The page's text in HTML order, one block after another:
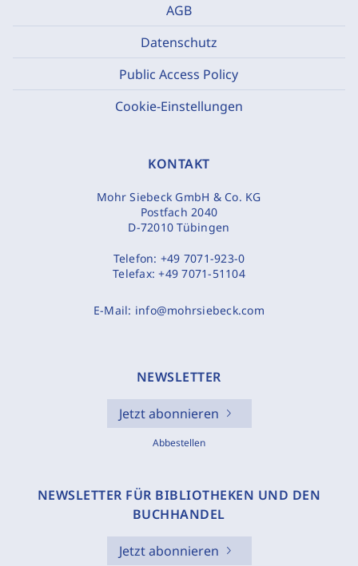
AGB
Datenschutz
Public Access Policy
Cookie-Einstellungen
KONTAKT
Mohr Siebeck GmbH & Co. KG
Postfach 2040
D-72010 Tübingen
Telefon: +49 7071-923-0
Telefax:+49 7071-51104
E-Mail: info@mohrsiebeck.com
NEWSLETTER
Jetzt abonnieren
Abbestellen
NEWSLETTER FÜR BIBLIOTHEKEN UND DEN
BUCHHANDEL
Jetzt abonnieren